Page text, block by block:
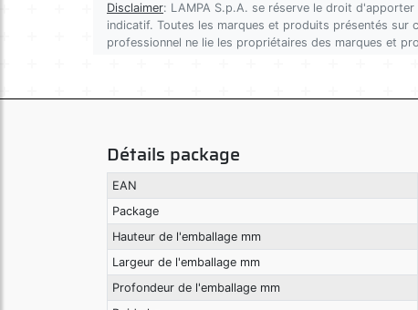
Disclaimer: LAMPA S.p.A. se réserve le droit
indicatif. Toutes les marques et produits présentés
professionnel ne lie les propriétaires des marques et
Détails package
EAN
Package
Hauteur de l'emballage mm
Largeur de l'emballage mm
Profondeur de l'emballage mm